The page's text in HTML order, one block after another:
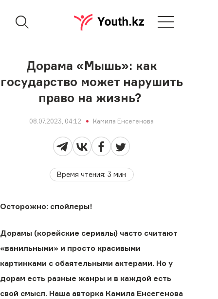
Дорама «Мышь»: как
государство может нарушить
право на жизнь?
08.07.2023, 04:12 Камила Енсегенова
Время чтения:3 мин
Осторожно: спойлеры!
Дорамы (корейские сериалы) часто считают
«ванильными» и просто красивыми
картинками с обаятельными актерами. Но у
дорам есть разные жанры и в каждой есть
свой смысл. Наша авторка Камила Енсегенова